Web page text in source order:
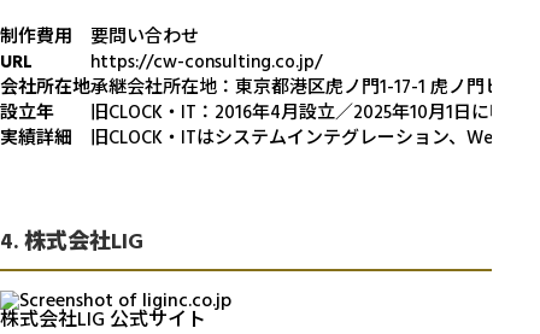
制作費用
要問い合わせ
URL
https://cw-consulting.co.jp/
会社所在地承継会社所在地：東京都港区虎ノ門1-17-1 虎ノ門ヒル
設立年
旧CLOCK・IT：2016年4月設立／2025年10月1日に吸収
実績詳細
旧CLOCK・ITはシステムインテグレーション、Web
4. 株式会社LIG
株式会社LIG 公式サイト